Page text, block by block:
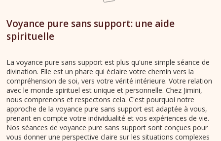
Voyance pure sans support: une aide
spirituelle
La voyance pure sans support est plus qu'une simple séance de
divination. Elle est un phare qui éclaire votre chemin vers la
compréhension de soi, vers votre vérité intérieure. Votre relation
avec le monde spirituel est unique et personnelle. Chez Jimini,
nous comprenons et respectons cela. C'est pourquoi notre
approche de la voyance pure sans support est adaptée à vous,
prenant en compte votre individualité et vos expériences de vie.
Nos séances de voyance pure sans support sont conçues pour
vous donner une perspective claire sur les situations complexes